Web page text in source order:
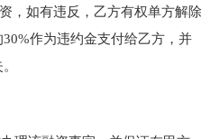
，如有违反，乙方有权单方解除
作为违约金支付给乙方，并